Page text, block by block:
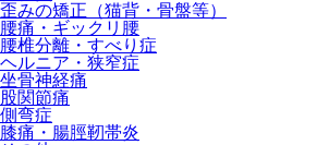
歪みの矯正（猫背・骨盤等）
腰痛・ギックリ腰
腰椎分離・すべり症
ヘルニア・狭窄症
坐骨神経痛
股関節痛
側弯症
膝痛・腸脛靭帯炎